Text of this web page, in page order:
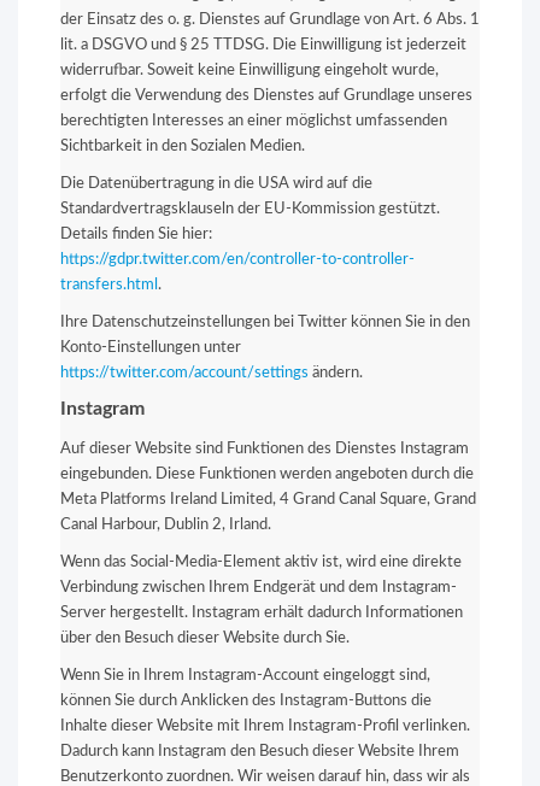
der Einsatz des o. g. Dienstes auf Grundlage von Art. 6 Abs. 1
lit. a DSGVO und § 25 TTDSG. Die Einwilligung ist jederzeit
widerrufbar. Soweit keine Einwilligung eingeholt wurde,
erfolgt die Verwendung des Dienstes auf Grundlage unseres
berechtigten Interesses an einer möglichst umfassenden
Sichtbarkeit in den Sozialen Medien.
Die Datenübertragung in die USA wird auf die
Standardvertragsklauseln der EU-Kommission gestützt.
Details finden Sie hier:
https://gdpr.twitter.com/en/controller-to-controller-
transfers.html .
Ihre Datenschutzeinstellungen bei Twitter können Sie in den
Konto-Einstellungen unter
https://twitter.com/account/settings ändern.
Instagram
Auf dieser Website sind Funktionen des Dienstes Instagram
eingebunden. Diese Funktionen werden angeboten durch die
Meta Platforms Ireland Limited, 4 Grand Canal Square, Grand
Canal Harbour, Dublin 2, Irland.
Wenn das Social-Media-Element aktiv ist, wird eine direkte
Verbindung zwischen Ihrem Endgerät und dem Instagram-
Server hergestellt. Instagram erhält dadurch Informationen
über den Besuch dieser Website durch Sie.
Wenn Sie in Ihrem Instagram-Account eingeloggt sind,
können Sie durch Anklicken des Instagram-Buttons die
Inhalte dieser Website mit Ihrem Instagram-Profil verlinken.
Dadurch kann Instagram den Besuch dieser Website Ihrem
Benutzerkonto zuordnen. Wir weisen darauf hin, dass wir als